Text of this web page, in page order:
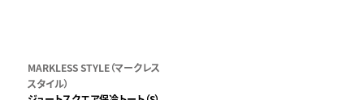
MARKLESS STYLE（マークレス
スタイル）